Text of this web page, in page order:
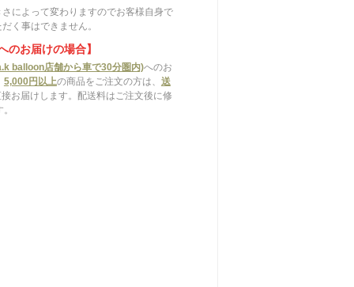
によって変わりますのでお客様自身で
く事はできません。
のお届けの場合】
balloon店舗から車で30分圏内)へのお
5,000円以上の商品をご注文の方は、 送
接お届けします。配送料はご注文後に修